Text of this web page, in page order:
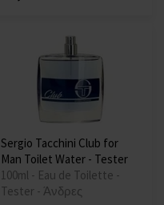
Sergio Tacchini Club for
Man Toilet Water - Tester
100ml - Eau de Toilette -
Tester - Άνδρες